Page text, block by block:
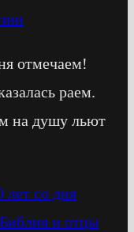
отмечаем!
раем.
на душу льют
лет со дня
и отцы